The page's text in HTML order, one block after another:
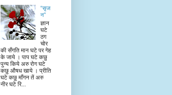
“सृज
न”
ज्ञान
घटे
ठग
चोर
की सँगति मान घटे पर गेह
के जाये । पाप घटे कछु
पुन्य किये अरु रोग घटे
कछु औषध खाये । प्रीति
घटे कछु माँगन तें अरु
नीर घटे रि...